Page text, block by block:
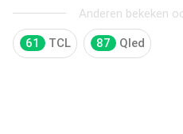
Anderen bekeken
61 TCL 87 Qled